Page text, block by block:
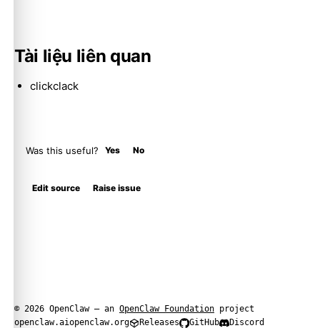
Tài liệu liên quan
clickclack
Was this useful? Yes No
Edit source Raise issue
© 2026 OpenClaw — an OpenClaw Foundation project
openclaw.aiopenclaw.org Releases GitHub Discord